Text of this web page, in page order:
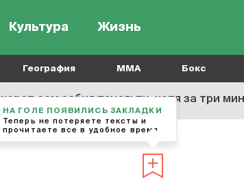
Культура Жизнь
География MMA Бокс
сам забил пенальти, хотя за три
НА ГОЛЕ ПОЯВИЛИСЬ ЗАКЛАДКИ
Теперь не потеряете тексты и
прочитаете все в удобное время